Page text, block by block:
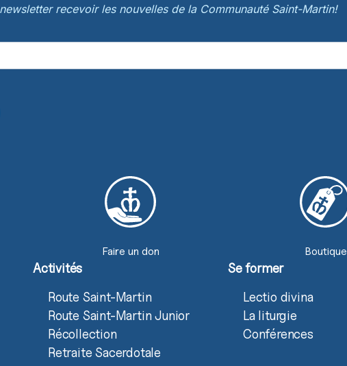
recevoir les nouvelles de la Communauté Saint-Martin!
Faire un don Boutique
Activités
Route Saint-Martin
Route Saint-Martin Junior
Récollection
Retraite Sacerdotale
Se former
Lectio divina
La liturgie
Conférences